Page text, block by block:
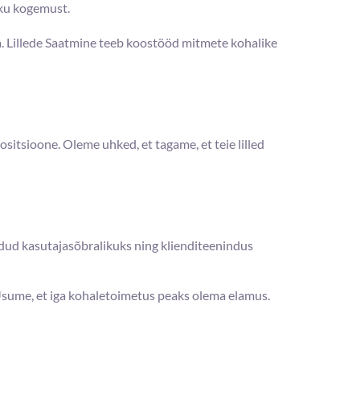
kogemust.
Lillede Saatmine teeb koostööd mitmete kohalike
Oleme uhked, et tagame, et teie lilled
kasutajasõbralikuks ning klienditeenindus
et iga kohaletoimetus peaks olema elamus.